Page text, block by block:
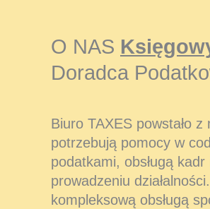
O NAS
Doradca
Biuro TAXES powstało
potrzebują pomocy w
podatkami, obsługą kadr
prowadzeniu
kompleksową obsługą